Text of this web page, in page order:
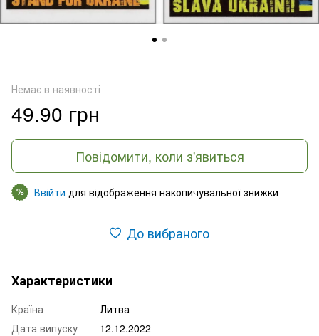
Немає в наявності
49.90 грн
Повідомити, коли з'явиться
% Ввійти для відображення накопичувальної знижки
До вибраного
Характеристики
Країна
Литва
Дата випуску
12.12.2022